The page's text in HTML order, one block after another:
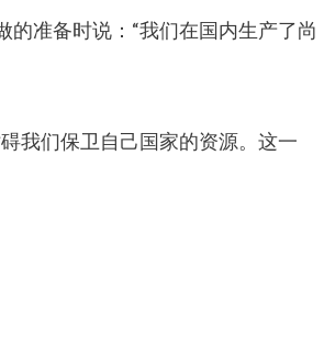
准备时说：“我们在国内生产了尚
我们保卫自己国家的资源。这一